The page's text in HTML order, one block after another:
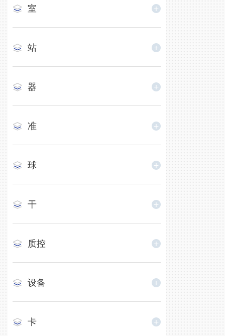
室
站
器
准
球
干
质控
设备
卡